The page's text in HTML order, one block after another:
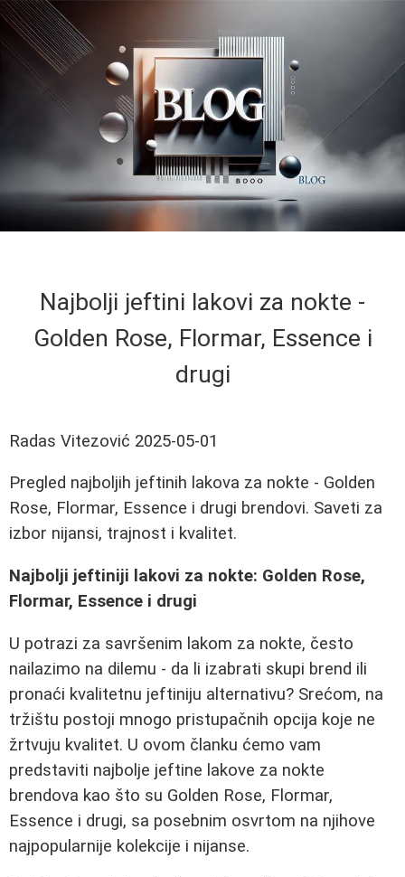
Najbolji jeftini lakovi za nokte -
Golden Rose, Flormar, Essence i
drugi
Radas Vitezović 2025-05-01
Pregled najboljih jeftinih lakova za nokte - Golden
Rose, Flormar, Essence i drugi brendovi. Saveti za
izbor nijansi, trajnost i kvalitet.
Najbolji jeftiniji lakovi za nokte: Golden Rose,
Flormar, Essence i drugi
U potrazi za savršenim lakom za nokte, često
nailazimo na dilemu - da li izabrati skupi brend ili
pronaći kvalitetnu jeftiniju alternativu? Srećom, na
tržištu postoji mnogo pristupačnih opcija koje ne
žrtvuju kvalitet. U ovom članku ćemo vam
predstaviti najbolje jeftine lakove za nokte
brendova kao što su Golden Rose, Flormar,
Essence i drugi, sa posebnim osvrtom na njihove
najpopularnije kolekcije i nijanse.